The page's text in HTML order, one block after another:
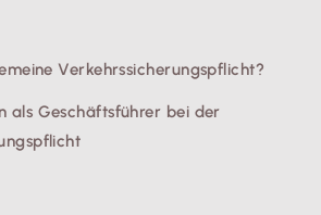
Verkehrssicherungspflicht?
als Geschäftsführer bei der